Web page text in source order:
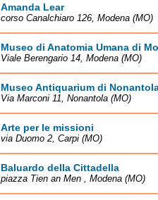
Amanda Lear
corso Canalchiaro 126, Modena (MO)
Museo di Anatomia Umana di
Viale Berengario 14, Modena (MO)
Museo Antiquarium di
Via Marconi 11, Nonantola (MO)
Arte per le missioni
via Duomo 2, Carpi (MO)
Baluardo della Cittadella
piazza Tien an Men , Modena (MO)